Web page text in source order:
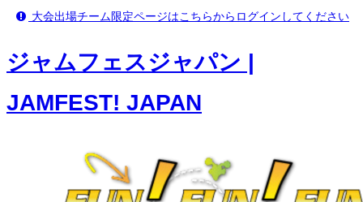
大会出場チーム限定ページはこちらからログインしてください
ジャムフェスジャパン |
JAMFEST! JAPAN